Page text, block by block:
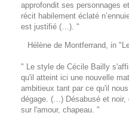
approfondit ses personnages
récit habilement éclaté
est justifié (…). "
Hélène de Montferrand, in
" Le style de Cécile Bailly
qu'il atteint ici une nouvelle
ambitieux tant par ce qu'il
dégage. (…) Désabusé et
sur l'amour, chapeau. "